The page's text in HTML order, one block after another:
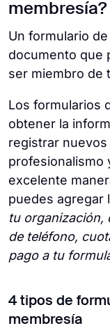
membresía?
Un formulario
documento que
ser miembro de
Los formularios
obtener la
registrar
profesionalismo
excelente
puedes agregar
tu organización,
de teléfono,
pago a tu
4 tipos de
membresía